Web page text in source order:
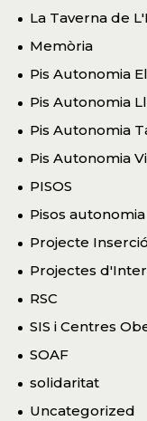
La Taverna de
Memòria
Pis Autonomia
Pis Autonomia
Pis Autonomia
Pis Autonomia
PISOS
Pisos autonomia
Projecte
Projectes
RSC
SIS i Centres
SOAF
solidaritat
Uncategorized